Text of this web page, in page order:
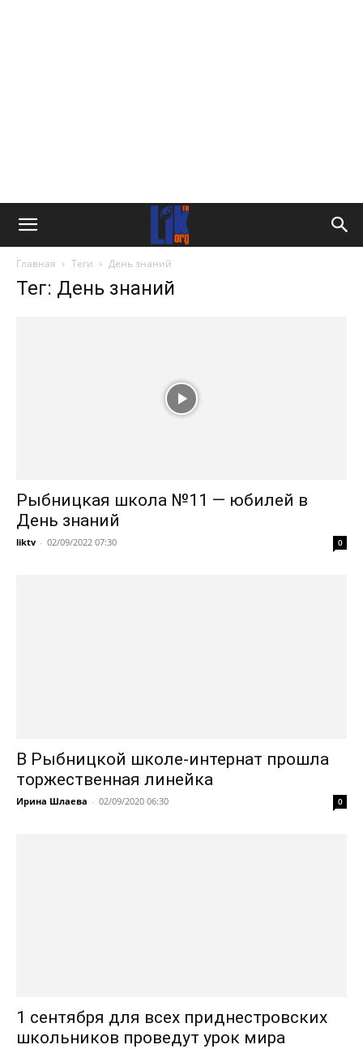
Главная Теги День знаний
Тег: День знаний
Рыбницкая школа №11 — юбилей в
День знаний
liktv - 02/09/2022 07:30 0
В Рыбницкой школе-интернат прошла
торжественная линейка
Ирина Шлаева - 02/09/2020 06:30 0
1 сентября для всех приднестровских
школьников проведут урок мира